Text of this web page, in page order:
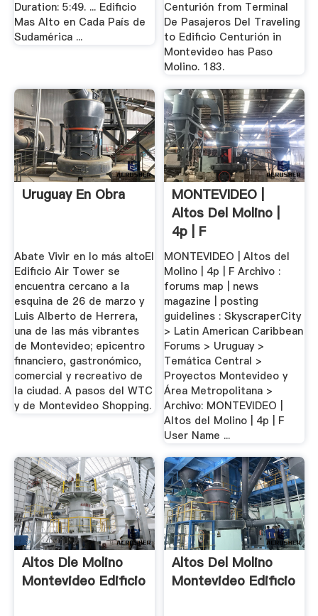
Duration: 5:49. ... Edificio
Mas Alto en Cada País de
Sudamérica ...
Centurión from Terminal
De Pasajeros Del Traveling
to Edificio Centurión in
Montevideo has Paso
Molino. 183.
Uruguay En Obra
Abate Vivir en lo más altoEl
Edificio Air Tower se
encuentra cercano a la
esquina de 26 de marzo y
Luis Alberto de Herrera,
una de las más vibrantes
de Montevideo; epicentro
financiero, gastronómico,
comercial y recreativo de
la ciudad. A pasos del WTC
y de Montevideo Shopping.
MONTEVIDEO |
Altos Del Molino |
4p | F
SkyscraperCity
MONTEVIDEO | Altos del
Molino | 4p | F Archivo :
forums map | news
magazine | posting
guidelines : SkyscraperCity
> Latin American Caribbean
Forums > Uruguay >
Temática Central >
Proyectos Montevideo y
Área Metropolitana >
Archivo: MONTEVIDEO |
Altos del Molino | 4p | F
User Name ...
Altos Dle Molino
Montevideo Edificio
Altos Del Molino
Montevideo Edificio